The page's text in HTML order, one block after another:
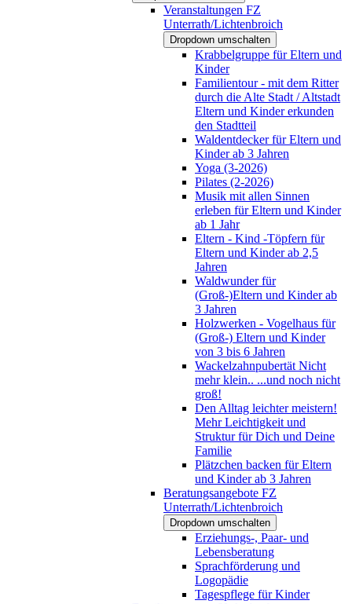
Veranstaltungen FZ
Unterrath/Lichtenbroich
Dropdown umschalten
Krabbelgruppe für Eltern und
Kinder
Familientour - mit dem Ritter
durch die Alte Stadt / Altstadt
Eltern und Kinder erkunden
den Stadtteil
Waldentdecker für Eltern und
Kinder ab 3 Jahren
Yoga (3-2026)
Pilates (2-2026)
Musik mit allen Sinnen
erleben für Eltern und Kinder
ab 1 Jahr
Eltern - Kind -Töpfern für
Eltern und Kinder ab 2,5
Jahren
Waldwunder für
(Groß-)Eltern und Kinder ab
3 Jahren
Holzwerken - Vogelhaus für
(Groß-) Eltern und Kinder
von 3 bis 6 Jahren
Wackelzahnpubertät Nicht
mehr klein.. ...und noch nicht
groß!
Den Alltag leichter meistern!
Mehr Leichtigkeit und
Struktur für Dich und Deine
Familie
Plätzchen backen für Eltern
und Kinder ab 3 Jahren
Beratungsangebote FZ
Unterrath/Lichtenbroich
Dropdown umschalten
Erziehungs-, Paar- und
Lebensberatung
Sprachförderung und
Logopädie
Tagespflege für Kinder